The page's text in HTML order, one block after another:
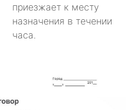
приезжает к месту
назначения в течении
часа.